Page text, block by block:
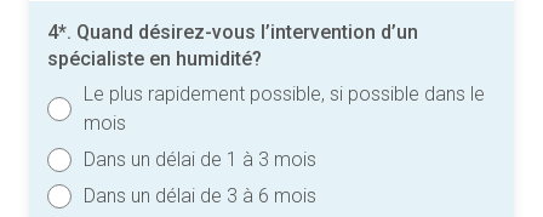
4*. Quand désirez-vous l’intervention d’un
spécialiste en humidité?
Le plus rapidement possible, si possible dans le
mois
Dans un délai de 1 à 3 mois
Dans un délai de 3 à 6 mois